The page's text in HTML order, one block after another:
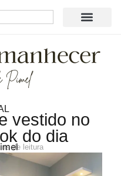
vestido no
do dia
de leitura